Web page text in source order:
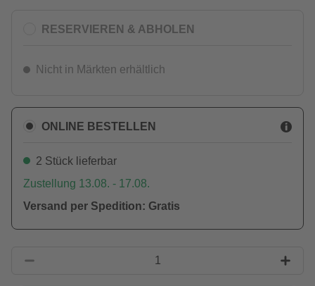
RESERVIEREN & ABHOLEN
Nicht in Märkten erhältlich
ONLINE BESTELLEN
2 Stück lieferbar
Zustellung 13.08. - 17.08.
Versand per Spedition: Gratis